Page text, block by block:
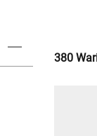
380